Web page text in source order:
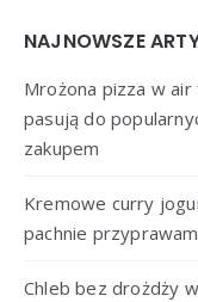
Widgets
NAJNOWSZE
Mrożona pizza w
pasują do
zakupem
Kremowe curry
pachnie
Chleb bez drożdży